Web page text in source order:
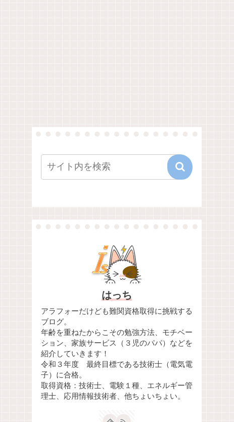
はっち
アラフォーだけども難関資格取得に挑戦する
ブログ。
年齢を重ねたからこその勉強方法、モチベー
ション、家族サービス（３児のパパ）などを
紹介していきます！
令和３年度 最終目標である技術士（電気電
子）に合格。
取得資格：技術士、電験１種、エネルギー管
理士、応用情報技術者、他ちょいちょい。